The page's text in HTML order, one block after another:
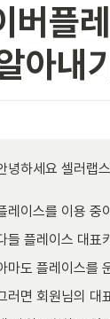
버플
아내기
녕하세요 셀러랩
레이스를 이용 중
들 플레이스 대표
마도 플레이스를
러면 회원님의 대